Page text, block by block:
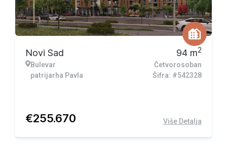
Novi Sad
Bulevar
patrijarha Pavla
94 m2
Četvorosoban
Šifra: #542328
€255.670 Više Detalja